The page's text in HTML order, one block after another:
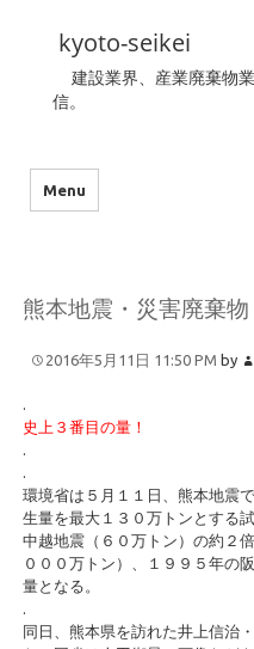
kyoto-seikei
建設業界、産業廃棄物
信。
Menu
熊本地震・災害廃棄
2016年5月11日 11:50 PM by
.
史上３番目の量！
.
.
環境省は５月１１日、熊本地震
生量を最大１３０万トンとする
中越地震（６０万トン）の約２
０００万トン）、１９９５年の
量となる。
.
同日、熊本県を訪れた井上信治